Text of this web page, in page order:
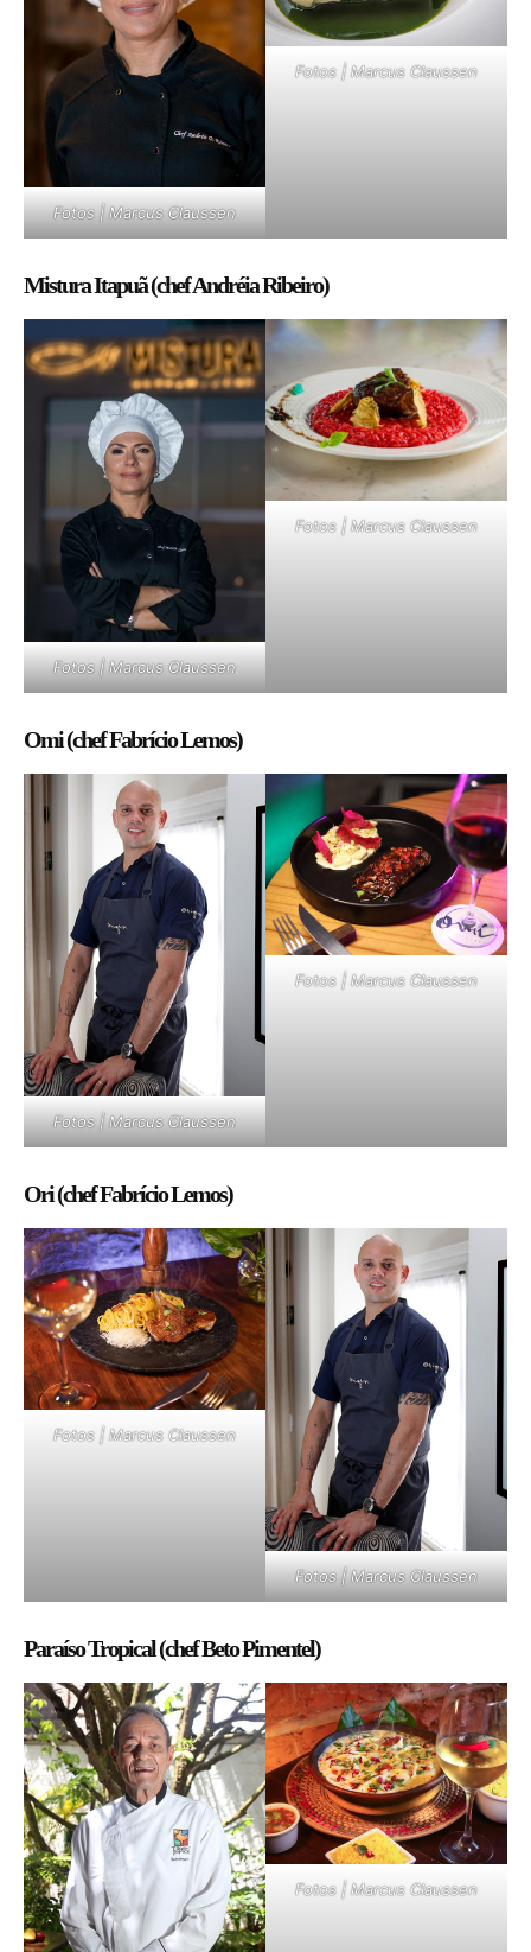
Fotos | Marcus Claussen
Fotos | Marcus Claussen
Mistura Itapuã (chef Andréia Ribeiro)
Fotos | Marcus Claussen
Fotos | Marcus Claussen
Omi (chef Fabrício Lemos)
Fotos | Marcus Claussen
Fotos | Marcus Claussen
Ori (chef Fabrício Lemos)
Fotos | Marcus Claussen
Fotos | Marcus Claussen
Paraíso Tropical (chef Beto Pimentel)
Fotos | Marcus Claussen